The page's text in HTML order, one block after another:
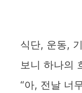
식단, 운동,
보니 하나의
“아, 전날 너